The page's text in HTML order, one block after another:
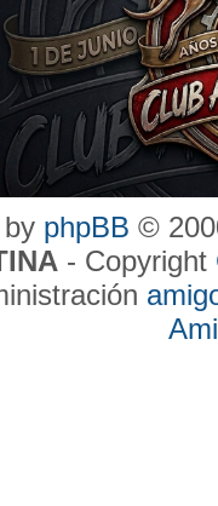
phpBB ©
- Copyright